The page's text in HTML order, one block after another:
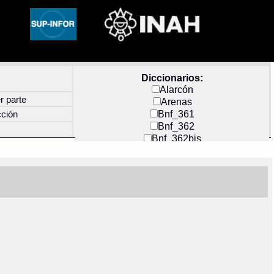
Diccionarios:
Alarcón
Arenas
Bnf_361
Bnf_362
Bnf_362bis
Docs_México
parte